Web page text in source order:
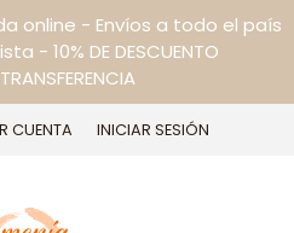
online - Envíos a todo el país
- 10% DE DESCUENTO
CUENTA INICIAR SESIÓN